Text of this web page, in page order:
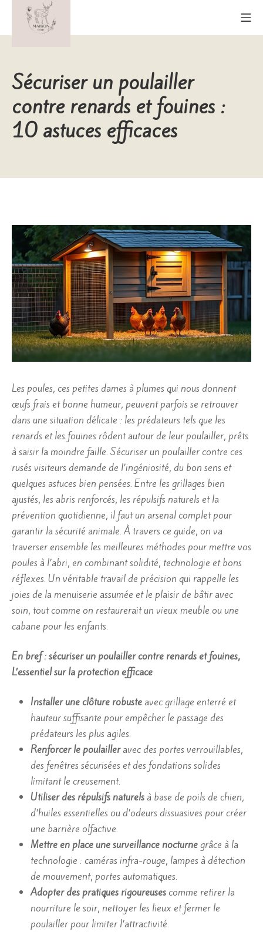
contenu
Sécuriser un poulailler
contre renards et fouines :
10 astuces efficaces
Les poules, ces petites dames à plumes qui nous donnent
œufs frais et bonne humeur, peuvent parfois se retrouver
dans une situation délicate : les prédateurs tels que les
renards et les fouines rôdent autour de leur poulailler, prêts
à saisir la moindre faille. Sécuriser un poulailler contre ces
rusés visiteurs demande de l’ingéniosité, du bon sens et
quelques astuces bien pensées. Entre les grillages bien
ajustés, les abris renforcés, les répulsifs naturels et la
prévention quotidienne, il faut un arsenal complet pour
garantir la sécurité animale. À travers ce guide, on va
traverser ensemble les meilleures méthodes pour mettre vos
poules à l’abri, en combinant solidité, technologie et bons
réflexes. Un véritable travail de précision qui rappelle les
joies de la menuiserie assumée et le plaisir de bâtir avec
soin, tout comme on restaurerait un vieux meuble ou une
cabane pour les enfants.
En bref : sécuriser un poulailler contre renards et fouines,
L’essentiel sur la protection efficace
Installer une clôture robuste avec grillage enterré et
hauteur suffisante pour empêcher le passage des
prédateurs les plus agiles.
Renforcer le poulailleravec des portes verrouillables,
des fenêtres sécurisées et des fondations solides
limitant le creusement.
Utiliser des répulsifs naturels à base de poils de chien,
d’huiles essentielles ou d’odeurs dissuasives pour créer
une barrière olfactive.
Mettre en place une surveillance nocturnegrâce à la
technologie : caméras infra-rouge, lampes à détection
de mouvement, portes automatiques.
Adopter des pratiques rigoureusescomme retirer la
nourriture le soir, nettoyer les lieux et fermer le
poulailler pour limiter l’attractivité.